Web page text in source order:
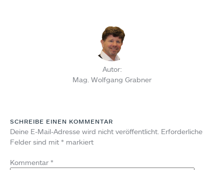
Autor:
Mag. Wolfgang Grabner
SCHREIBE EINEN KOMMENTAR
Deine E-Mail-Adresse wird nicht veröffentlicht. Erforderliche
Felder sind mit * markiert
Kommentar *